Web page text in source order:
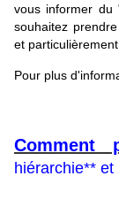
vous informer du
souhaitez
et
Pour plus
Comment
hiérarchie**